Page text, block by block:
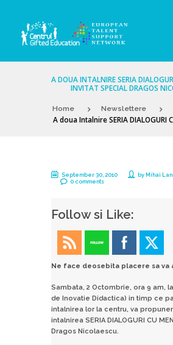
A DOUA INTALNIRE SERIA
INVITAT SPECIAL DRAGOS
Home Newslettere
A doua Intalnire SERIA DIALOGURI
September 30, 2010 by Mihai
0 comments
Follow si Like:
Ne face deosebita placere sa va
Sambata, 2 Octombrie, ora 9 am,
de Inovatie Didactica) in timp ce
intalnirea lor la centru, va
intalnirea SERIA DIALOGURI CU
Dragos Nicolaescu.